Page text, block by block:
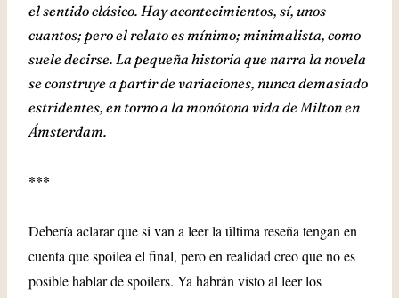
el sentido clásico. Hay acontecimientos, sí, unos
cuantos; pero el relato es mínimo; minimalista, como
suele decirse. La pequeña historia que narra la novela
se construye a partir de variaciones, nunca demasiado
estridentes, en torno a la monótona vida de Milton en
Ámsterdam.
***
Debería aclarar que si van a leer la última reseña tengan en
cuenta que spoilea el final, pero en realidad creo que no es
posible hablar de spoilers. Ya habrán visto al leer los